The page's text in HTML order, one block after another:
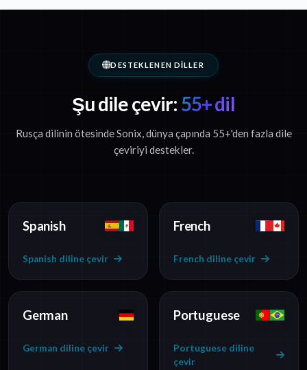
DESTEKLENEN DILLER
Şu dile çevir: 55+ dil
Rusça dilinin ötesinde Sonix, dünya çapında 55+'den fazla dile
çeviriyi destekler.
Spanish
Spanish diline çevir
French
French diline çevir
German
German diline çevir
Portuguese
Portuguese diline
çevir